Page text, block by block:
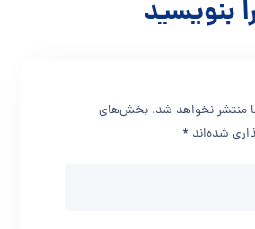
بنویسید
منتشر نخواهد شد. بخش‌های
شده‌اند*